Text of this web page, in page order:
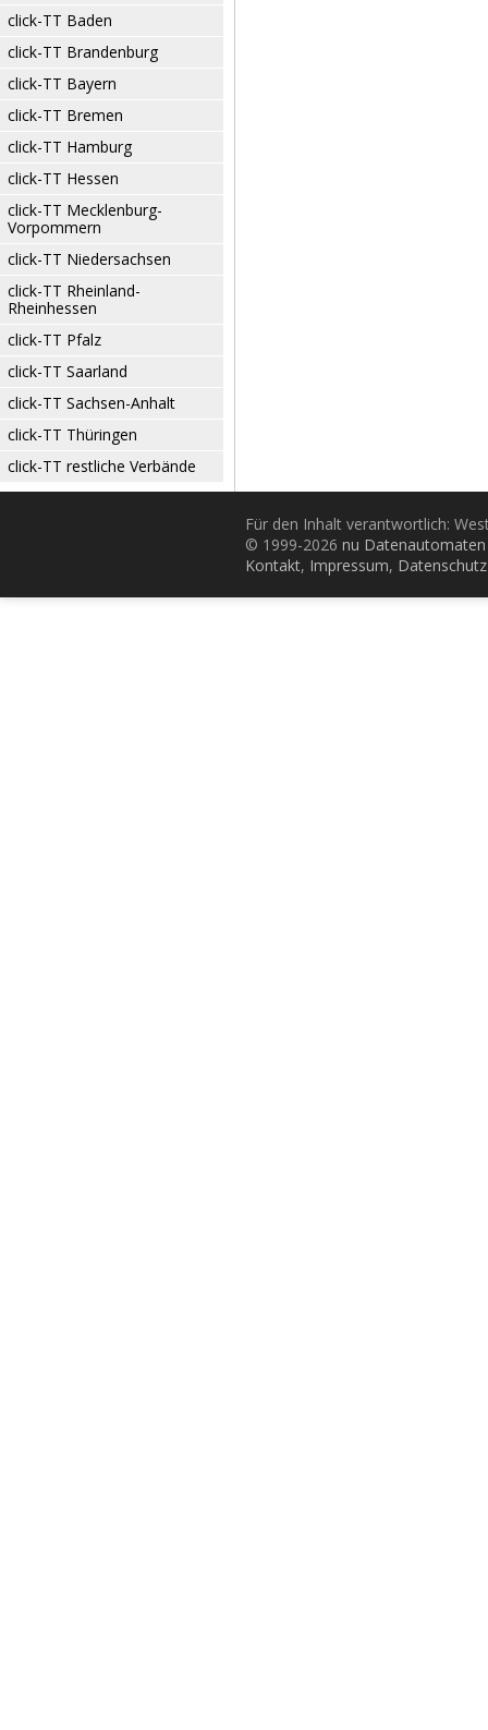
click-TT Baden
click-TT Brandenburg
click-TT Bayern
click-TT Bremen
click-TT Hamburg
click-TT Hessen
click-TT Mecklenburg-
Vorpommern
click-TT Niedersachsen
click-TT Rheinland-
Rheinhessen
click-TT Pfalz
click-TT Saarland
click-TT Sachsen-Anhalt
click-TT Thüringen
click-TT restliche Verbände
Für den Inhalt verantwortlich:
© 1999-2026 nu
Kontakt, Impressum, Datenschutz